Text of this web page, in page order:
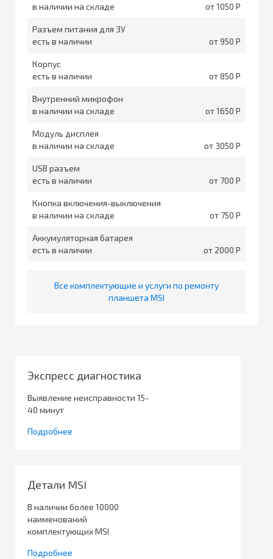
в наличии на складе
от 1050
Разъем питания для ЗУ
есть в наличии
от 950
Корпус
есть в наличии
от 850
Внутренний микрофон
в наличии на складе
от 1650
Модуль дисплея
в наличии на складе
от 3050
USB разъем
есть в наличии
от 700
Кнопка включения-выключения
в наличии на складе
от 750
Аккумуляторная батарея
есть в наличии
от 2000
Все комплектующие и услуги по ремонту
планшета MSI
Экспресс диагностика
Выявление неисправности 15-
40 минут
Подробнее
Детали MSI
В наличии более 10000
наименований
комплектующих MSI
Подробнее